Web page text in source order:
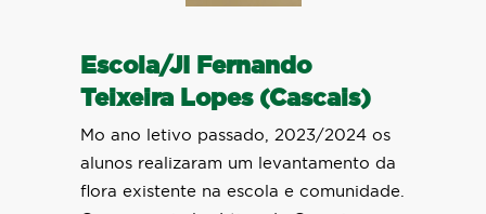
Escola/JI Fernando
Teixeira Lopes (Cascais)
Mo ano letivo passado, 2023/2024 os
alunos realizaram um levantamento da
flora existente na escola e comunidade.